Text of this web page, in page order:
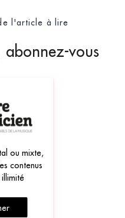
l'article à lire
vous
ou mixte,
contenus